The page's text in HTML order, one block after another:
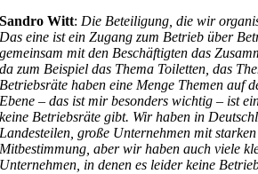
Sandro Witt: Die Beteiligung, die wir
Das eine ist ein Zugang zum Betrieb über
gemeinsam mit den Beschäftigten das
da zum Beispiel das Thema Toiletten, das
Betriebsräte haben eine Menge Themen auf
Ebene – das ist mir besonders wichtig – ist
keine Betriebsräte gibt. Wir haben in
Landesteilen, große Unternehmen mit
Mitbestimmung, aber wir haben auch viele
Unternehmen, in denen es leider keine